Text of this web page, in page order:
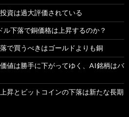
資は過大評価されている
下落で銅価格は上昇するのか？
で買うべきはゴールドよりも銅
値は勝手に下がってゆく、AI銘柄はバ
昇とビットコインの下落は新たな長期